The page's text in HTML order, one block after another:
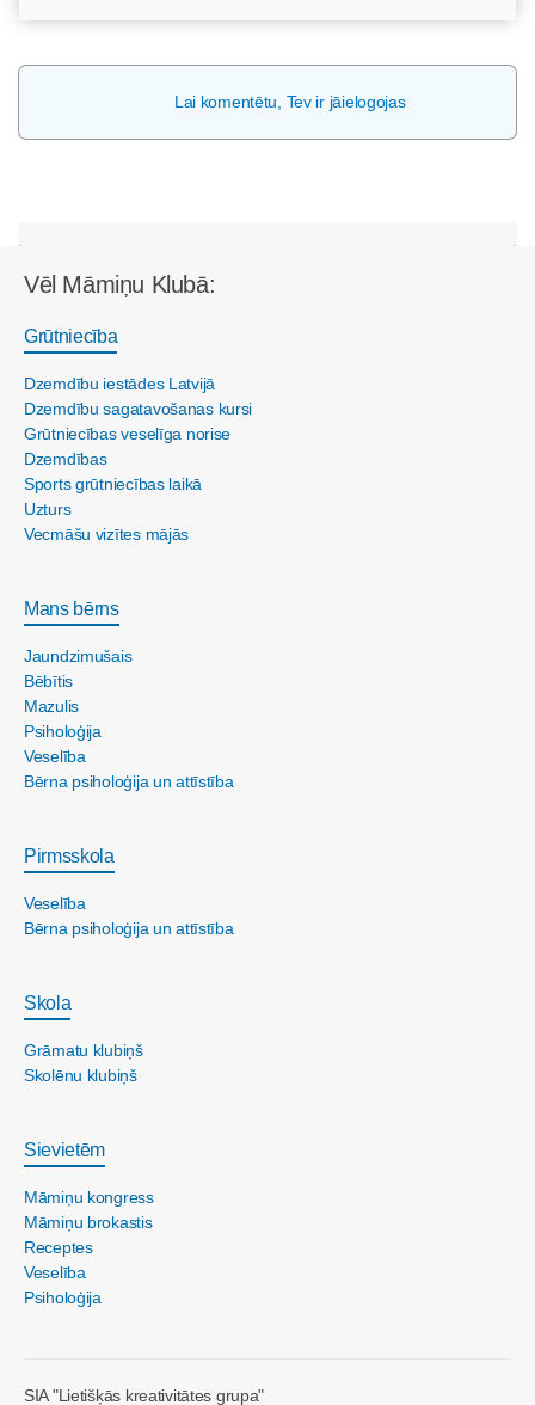
Lai komentētu, Tev ir jāielogojas
Vēl Māmiņu Klubā:
Grūtniecība
Dzemdību iestādes Latvijā
Dzemdību sagatavošanas kursi
Grūtniecības veselīga norise
Dzemdības
Sports grūtniecības laikā
Uzturs
Vecmāšu vizītes mājās
Mans bērns
Jaundzimušais
Bēbītis
Mazulis
Psiholoģija
Veselība
Bērna psiholoģija un attīstība
Pirmsskola
Veselība
Bērna psiholoģija un attīstība
Skola
Grāmatu klubiņš
Skolēnu klubiņš
Sievietēm
Māmiņu kongress
Māmiņu brokastis
Receptes
Veselība
Psiholoģija
SIA "Lietišķās kreativitātes grupa"